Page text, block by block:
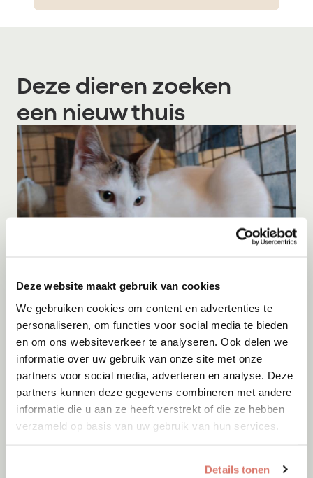
Deze website maakt gebruik van cookies
We gebruiken cookies om content en advertenties te
personaliseren, om functies voor social media te bieden
en om ons websiteverkeer te analyseren. Ook delen we
informatie over uw gebruik van onze site met onze
partners voor social media, adverteren en analyse. Deze
partners kunnen deze gegevens combineren met andere
informatie die u aan ze heeft verstrekt of die ze hebben
verzameld op basis van uw gebruik van hun services.
Details tonen
Deze dieren zoeken
een nieuw thuis
Adoptie07-08-2026
Trece+ Jack